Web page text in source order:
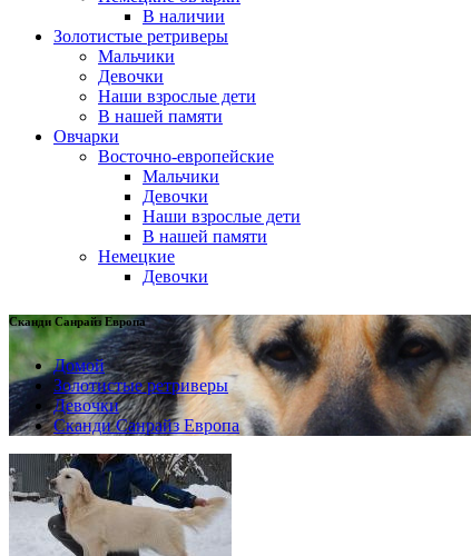
В наличии
Золотистые ретриверы
Мальчики
Девочки
Наши взрослые дети
В нашей памяти
Овчарки
Восточно-европейские
Мальчики
Девочки
Наши взрослые дети
В нашей памяти
Немецкие
Девочки
Сканди Санрайз Европа
Домой
Золотистые ретриверы
Девочки
Сканди Санрайз Европа